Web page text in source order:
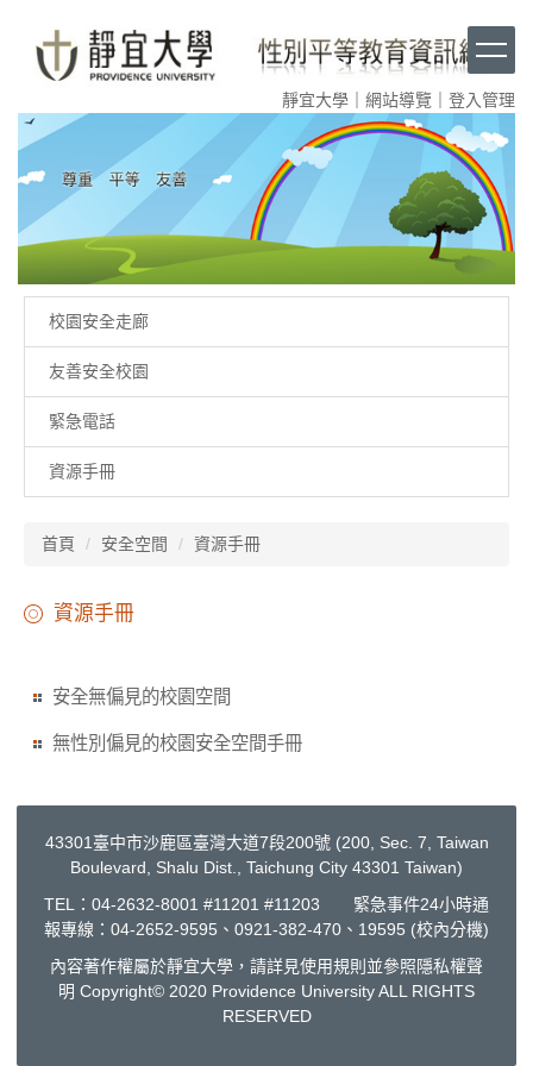
內
靜宜大學 網站導覽 登入管理
校園安全走廊
友善安全校園
緊急電話
資源手冊
首頁 安全空間 資源手冊
資源手冊
安全無偏見的校園空間
無性別偏見的校園安全空間手冊
43301臺中市沙鹿區臺灣大道7段200號 (200, Sec. 7, Taiwan
Boulevard, Shalu Dist., Taichung City 43301 Taiwan)
TEL：04-2632-8001 #11201 #11203 緊急事件24小時通
報專線：04-2652-9595、0921-382-470、19595 (校內分機)
內容著作權屬於靜宜大學，請詳見使用規則並參照隱私權聲
明 Copyright© 2020 Providence University ALL RIGHTS
RESERVED